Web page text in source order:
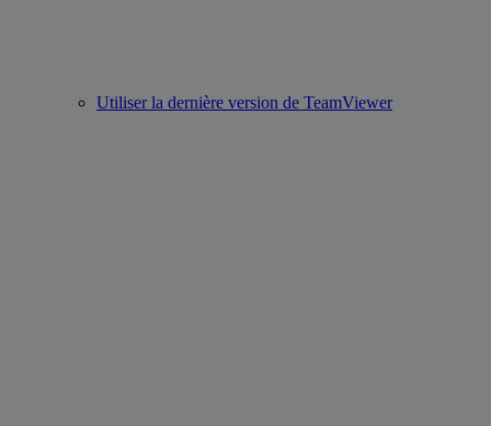
Utiliser la dernière version de TeamViewer